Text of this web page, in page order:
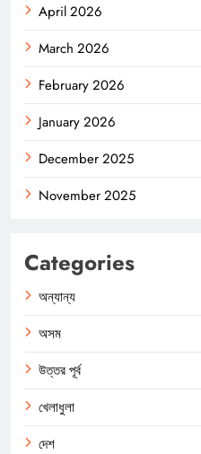
April 2026
March 2026
February 2026
January 2026
December 2025
November 2025
Categories
অন্যান্য
অসম
উত্তর পূর্ব
খেলাধুলা
দেশ